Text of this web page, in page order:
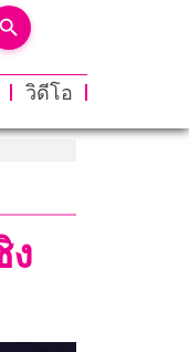
วิดีโอ